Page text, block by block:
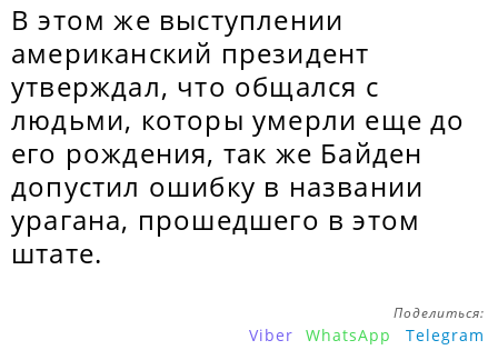
В этом же выступлении
американский президент
утверждал, что общался с
людьми, которы умерли еще до
его рождения, так же Байден
допустил ошибку в названии
урагана, прошедшего в этом
штате.
Поделиться:
Viber WhatsApp Telegram